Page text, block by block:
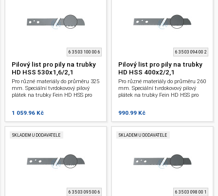
6 35 03 100 00 6
Pilový list pro pily na trubky
HD HSS 530x1,6/2,1
Pro různé materiály do průměru 325
mm. Speciální tvrdokovový pilový
plátek na trubky Fein HD HSS pro
trubky.
1 059.96 Kč
6 35 03 094 00 2
Pilový list pro pily na trubky
HD HSS 400x2/2,1
Pro různé materiály do průměru 260
mm. Speciální tvrdokovový pilový
plátek na trubky Fein HD HSS pro
trubky.
990.99 Kč
SKLADEM U DODAVATELE
6 35 03 095 00 6
SKLADEM U DODAVATELE
6 35 03 098 00 1